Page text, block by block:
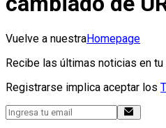
Vuelve a nuestraHomepage
Recibe las últimas noticias en
Registrarse implica aceptar los